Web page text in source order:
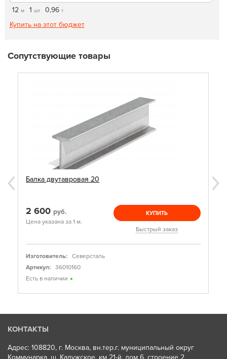
12 м 1 шт 0,96 т
Купить на этот бюджет
Сопутствующие товары
Балка двутавровая 20
2 600 руб.
Цена указана за 1 м.
КУПИТЬ
Быстрый заказ
Изготовитель:
Северсталь
Артикул:
36010160
Есть в наличии
КОНТАКТЫ
Адрес: 108820, г. Москва, вн.тер.г. муниципальный округ
Коммунарка, ш. Калужское, км 21-й, дом 6, строение 2